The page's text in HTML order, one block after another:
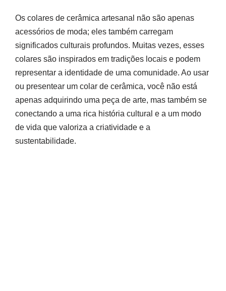
Os colares de cerâmica artesanal não são apenas
acessórios de moda; eles também carregam
significados culturais profundos. Muitas vezes, esses
colares são inspirados em tradições locais e podem
representar a identidade de uma comunidade. Ao usar
ou presentear um colar de cerâmica, você não está
apenas adquirindo uma peça de arte, mas também se
conectando a uma rica história cultural e a um modo
de vida que valoriza a criatividade e a
sustentabilidade.